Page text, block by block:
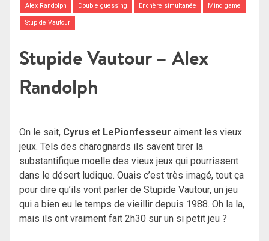
Alex Randolph Double guessing Enchère simultanée Mind game
Stupide Vautour
Stupide Vautour – Alex
Randolph
On le sait, Cyrus et LePionfesseur aiment les vieux
jeux. Tels des charognards ils savent tirer la
substantifique moelle des vieux jeux qui pourrissent
dans le désert ludique. Ouais c’est très imagé, tout ça
pour dire qu’ils vont parler de Stupide Vautour, un jeu
qui a bien eu le temps de vieillir depuis 1988. Oh la la,
mais ils ont vraiment fait 2h30 sur un si petit jeu ?